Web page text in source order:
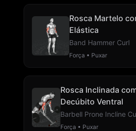
Rosca Martelo
Elástica
Band Hammer Curl
Força • Puxar
Rosca Inclinada
Decúbito Ventral
Barbell Prone Incline
Força • Puxar